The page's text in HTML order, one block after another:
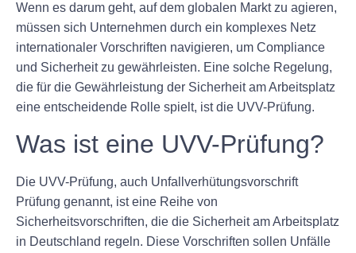
Wenn es darum geht, auf dem globalen Markt zu agieren,
müssen sich Unternehmen durch ein komplexes Netz
internationaler Vorschriften navigieren, um Compliance
und Sicherheit zu gewährleisten. Eine solche Regelung,
die für die Gewährleistung der Sicherheit am Arbeitsplatz
eine entscheidende Rolle spielt, ist die UVV-Prüfung.
Was ist eine UVV-Prüfung?
Die UVV-Prüfung, auch Unfallverhütungsvorschrift
Prüfung genannt, ist eine Reihe von
Sicherheitsvorschriften, die die Sicherheit am Arbeitsplatz
in Deutschland regeln. Diese Vorschriften sollen Unfälle